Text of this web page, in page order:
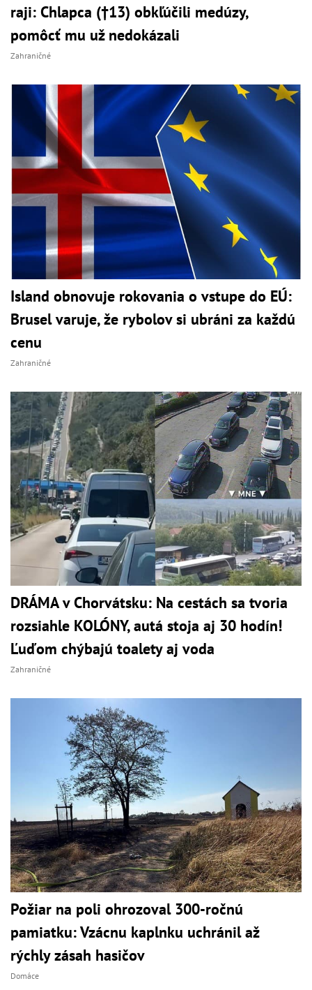
raji: Chlapca (†13) obkľúčili medúzy,
pomôcť mu už nedokázali
Zahraničné
Island obnovuje rokovania o vstupe do EÚ:
Brusel varuje, že rybolov si ubráni za každú
cenu
Zahraničné
DRÁMA v Chorvátsku: Na cestách sa tvoria
rozsiahle KOLÓNY, autá stoja aj 30 hodín!
Ľuďom chýbajú toalety aj voda
Zahraničné
Požiar na poli ohrozoval 300-ročnú
pamiatku: Vzácnu kaplnku uchránil až
rýchly zásah hasičov
Domáce